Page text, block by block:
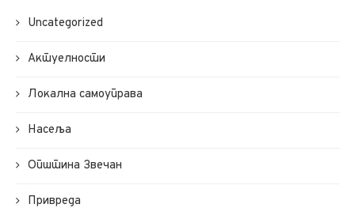
Uncategorized
Актуелности
Локална самоуправа
Насеља
Општина Звечан
Привреда